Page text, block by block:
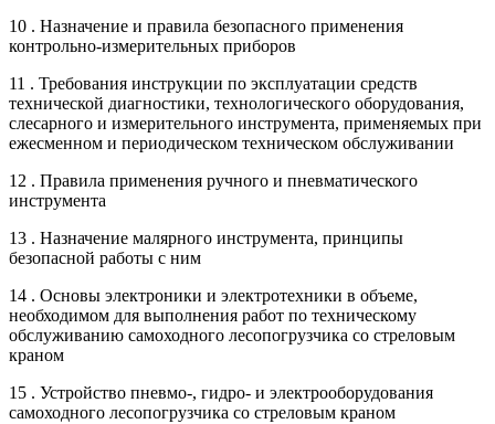
10 . Назначение и правила безопасного применения
контрольно-измерительных приборов
11 . Требования инструкции по эксплуатации средств
технической диагностики, технологического оборудования,
слесарного и измерительного инструмента, применяемых при
ежесменном и периодическом техническом обслуживании
12 . Правила применения ручного и пневматического
инструмента
13 . Назначение малярного инструмента, принципы
безопасной работы с ним
14 . Основы электроники и электротехники в объеме,
необходимом для выполнения работ по техническому
обслуживанию самоходного лесопогрузчика со стреловым
краном
15 . Устройство пневмо-, гидро- и электрооборудования
самоходного лесопогрузчика со стреловым краном